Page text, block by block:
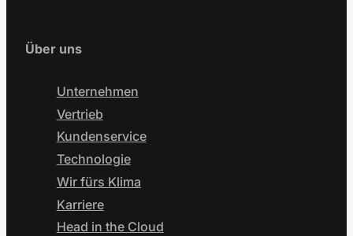
Über uns
Unternehmen
Vertrieb
Kundenservice
Technologie
Wir fürs Klima
Karriere
Head in the Cloud